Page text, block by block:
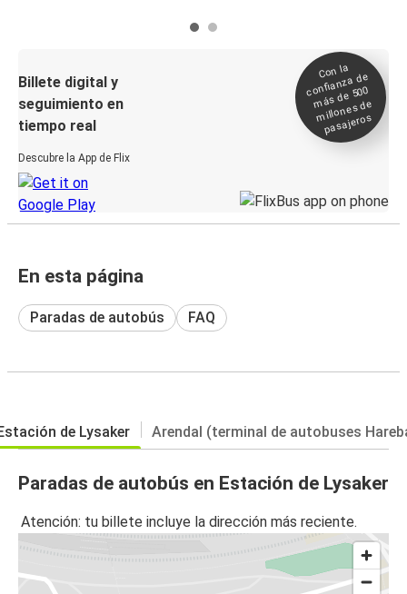
Billete digital y
seguimiento en
tiempo real
Descubre la App de Flix
Con la
confianza de
más de 500
millones de
pasajeros
En esta página
Paradas de autobús FAQ
de Lysaker Arendal (terminal de autobuses
Paradas de autobús en Estación de Lysaker
Atención: tu billete incluye la dirección más reciente.